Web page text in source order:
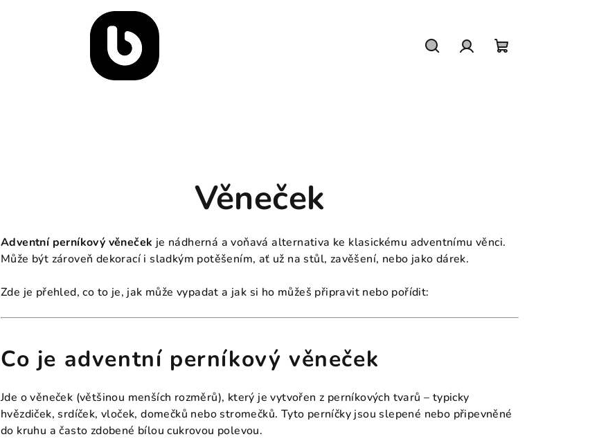
Věneček
Adventní perníkový věneček je nádherná a voňavá alternativa ke klasickému adventnímu věnci.
Může být zároveň dekorací i sladkým potěšením, ať už na stůl, zavěšení, nebo jako dárek.
Zde je přehled, co to je, jak může vypadat a jak si ho můžeš připravit nebo pořídit:
Co je adventní perníkový věneček
Jde o věneček (většinou menších rozměrů), který je vytvořen z perníkových tvarů – typicky
hvězdiček, srdíček, vloček, domečků nebo stromečků. Tyto perníčky jsou slepené nebo připevněné
do kruhu a často zdobené bílou cukrovou polevou.